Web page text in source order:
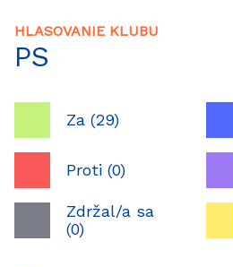
HLASOVANIE KLUBU
PS
Za (29)
Proti (0)
Zdržal/a sa
(0)